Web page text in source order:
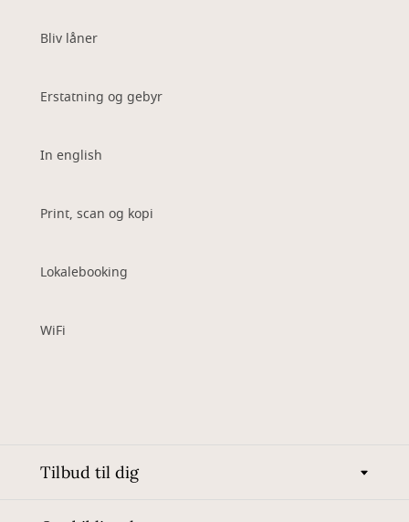
Bliv låner
Erstatning og gebyr
In english
Print, scan og kopi
Lokalebooking
WiFi
Tilbud til dig